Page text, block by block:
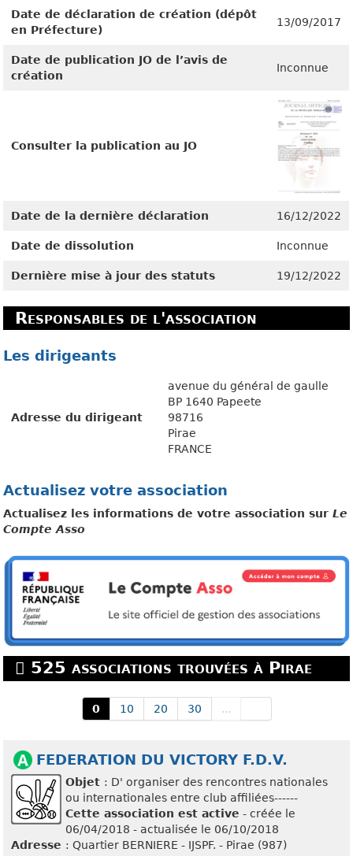
Date de déclaration de création (dépôt
en Préfecture)
13/09/2017
Date de publication JO de l’avis de
création
Inconnue
Consulter la publication au JO
Date de la dernière déclaration 16/12/2022
Date de dissolution Inconnue
Dernière mise à jour des statuts 19/12/2022
Responsables de l'association
Les dirigeants
Adresse du dirigeant
avenue du général de gaulle
BP 1640 Papeete
98716
Pirae
FRANCE
Actualisez votre association
Actualisez les informations de votre association surLe
Compte Asso
525 associations trouvées à Pirae
0 10 20 30 ...
FEDERATION DU VICTORY F.D.V.
Objet : D' organiser des rencontres nationales
ou internationales entre club affiliées------
Cette association est active - créée le
06/04/2018 - actualisée le 06/10/2018
Adresse : Quartier BERNIERE - IJSPF. - Pirae (987)